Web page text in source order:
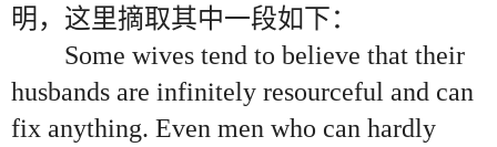
明，这里摘取其中一段如下：
Some wives tend to believe that their
husbands are infinitely resourceful and can
fix anything. Even men who can hardly